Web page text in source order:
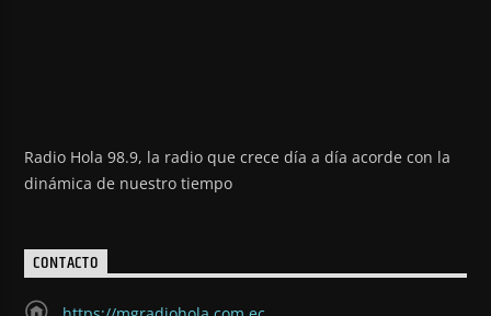
Radio Hola 98.9, la radio que crece día a día acorde con la
dinámica de nuestro tiempo
CONTACTO